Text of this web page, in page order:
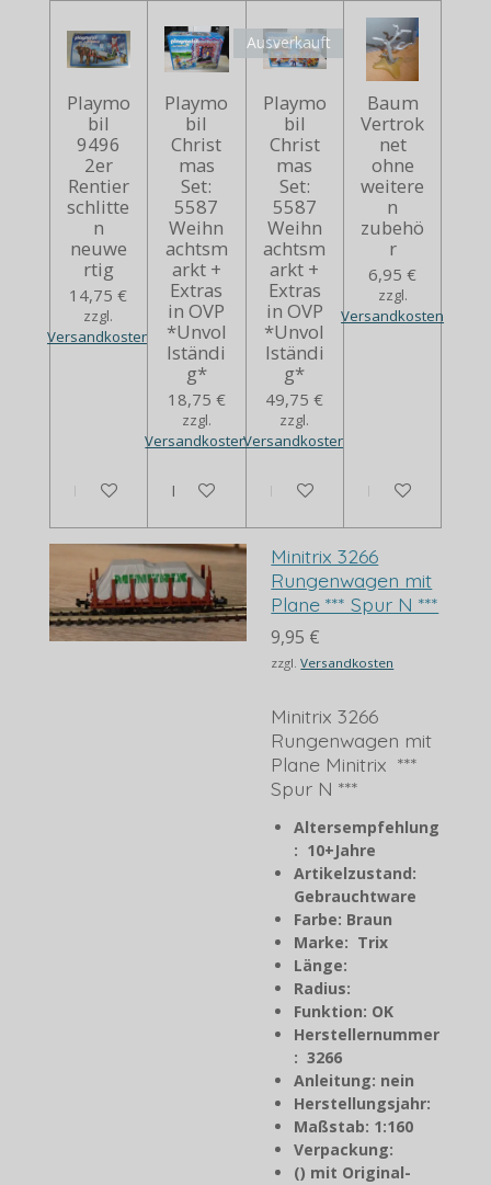
Playmo
bil
9496
2er
Rentier
schlitte
n
neuwe
rtig
14,75 €
zzgl.
Versandkosten
In den Warenkorb
Playmo
bil
Christ
mas
Set:
5587
Weihn
achtsm
arkt +
Extras
in OVP
*Unvol
lständi
g*
18,75 €
zzgl.
Versandkosten
In den Warenkorb
Ausverkauft
Playmo
bil
Christ
mas
Set:
5587
Weihn
achtsm
arkt +
Extras
in OVP
*Unvol
lständi
g*
49,75 €
zzgl.
Versandkosten
Bei Verfügbarkeit
Baum
Vertrok
net
ohne
weitere
n
zubehö
r
6,95 €
zzgl.
Versandkosten
In den
Minitrix 3266
Rungenwagen mit
Plane *** Spur N ***
9,95 €
zzgl.Versandkosten
Minitrix 3266
Rungenwagen mit
Plane Minitrix ***
Spur N ***
Altersempfehlung
: 10+Jahre
Artikelzustand:
Gebrauchtware
Farbe: Braun
Marke: Trix
Länge:
Radius:
Funktion: OK
Herstellernummer
: 3266
Anleitung: nein
Herstellungsjahr:
Maßstab: 1:160
Verpackung:
() mit Original-